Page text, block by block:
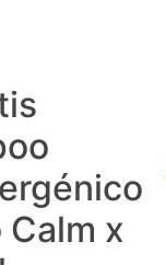
Calm x